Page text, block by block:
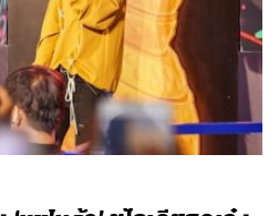
LINE EMAIL